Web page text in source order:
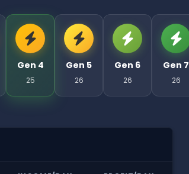
Gen 4
25
Gen 5
26
Gen 6
26
Gen 7
26